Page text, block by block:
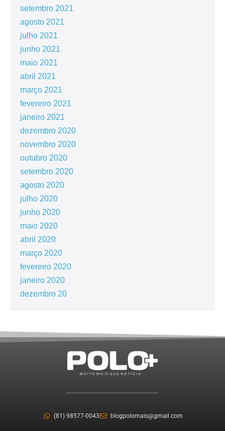
setembro 2021
agosto 2021
julho 2021
junho 2021
maio 2021
abril 2021
março 2021
fevereiro 2021
janeiro 2021
dezembro 2020
novembro 2020
outubro 2020
setembro 2020
agosto 2020
julho 2020
junho 2020
maio 2020
abril 2020
março 2020
fevereiro 2020
janeiro 2020
dezembro 20
(81) 98577-0043 blogpolomais@gmail.com